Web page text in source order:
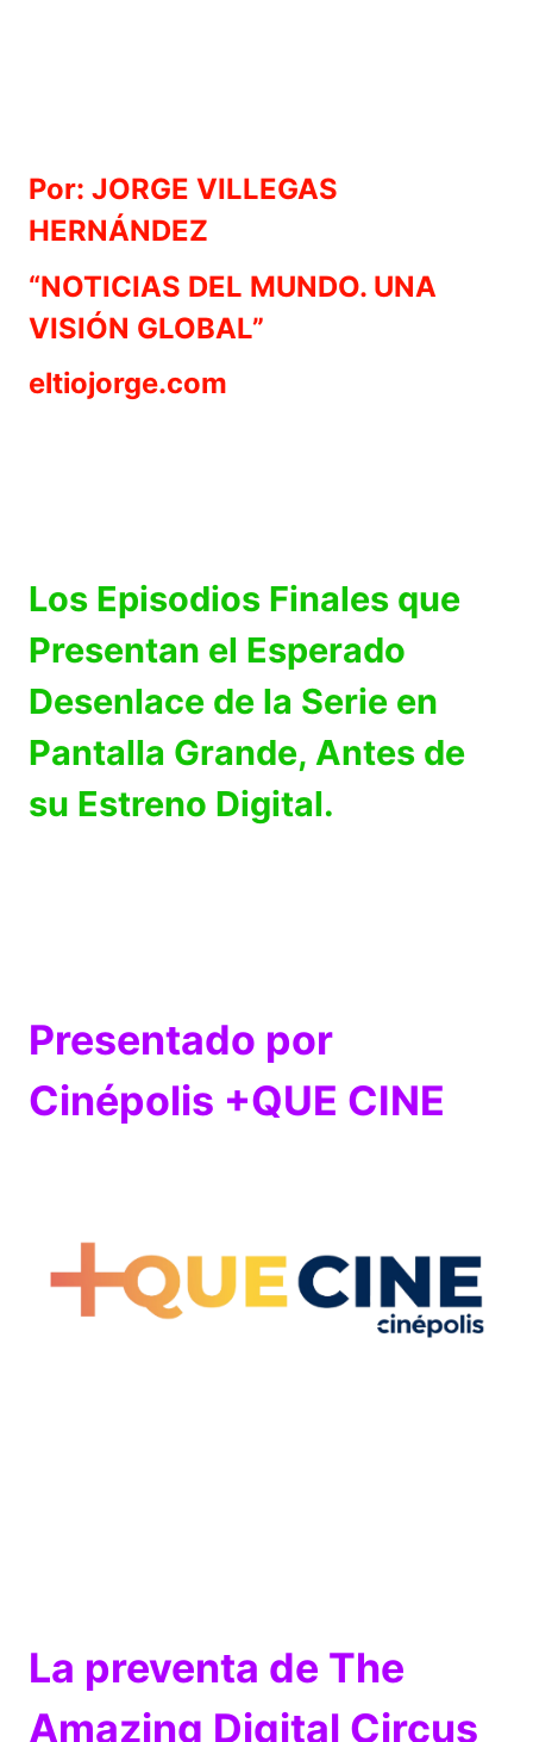
Por: JORGE VILLEGAS
HERNÁNDEZ
“NOTICIAS DEL MUNDO. UNA
VISIÓN GLOBAL”
eltiojorge.com
Los Episodios Finales que
Presentan el Esperado
Desenlace de la Serie en
Pantalla Grande, Antes de
su Estreno Digital.
Presentado por
Cinépolis +QUE CINE
La preventa de The
Amazing Digital Circus